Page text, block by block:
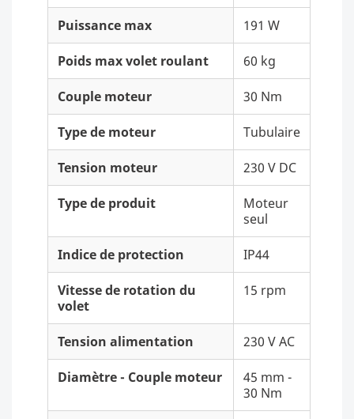
Puissance max 191 W
Poids max volet roulant 60 kg
Couple moteur 30 Nm
Type de moteur Tubulaire
Tension moteur 230 V DC
Type de produit
Moteur
seul
Indice de protection IP44
Vitesse de rotation du
volet
15 rpm
Tension alimentation 230 V AC
Diamètre - Couple moteur
45 mm -
30 Nm